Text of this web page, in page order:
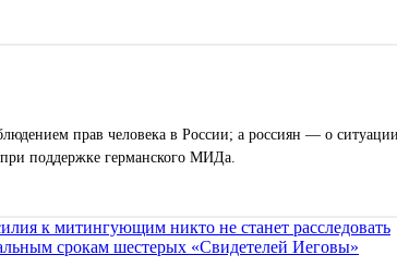
прав человека в России; а россиян — о
поддержке германского МИДа.
к митингующим никто не станет расследовать
срокам шестерых «Свидетелей Иеговы»